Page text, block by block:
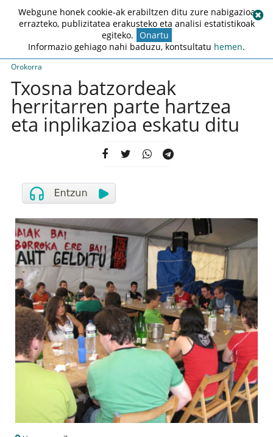
Orokorra
Txosna batzordeak
herritarren parte hartzea
eta inplikazioa eskatu ditu
Webgune honek cookie-ak erabiltzen ditu zure nabigazioa
errazteko, publizitatea erakusteko eta analisi estatistikoak
egiteko. Onartu
Informazio gehiago nahi baduzu, kontsultatu hemen.